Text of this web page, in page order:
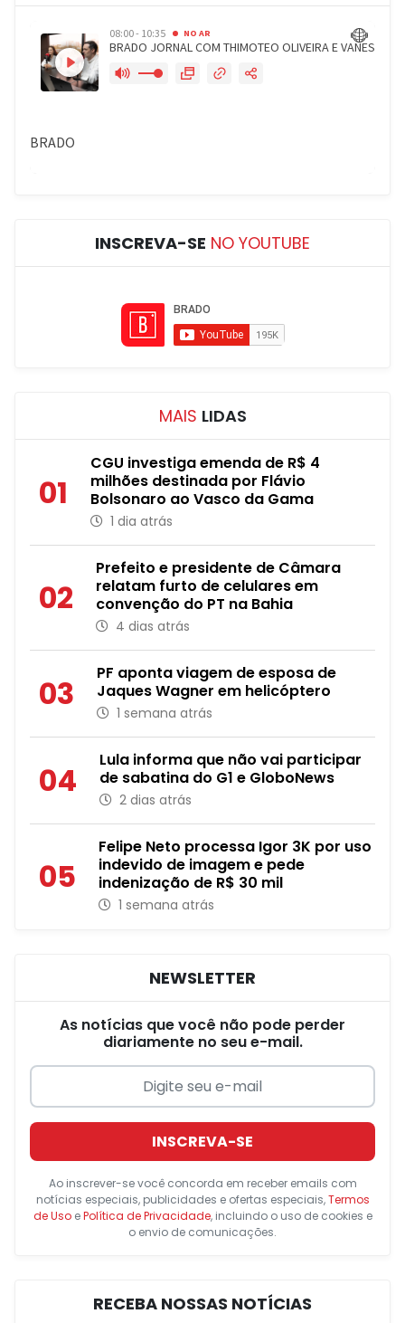
INSCREVA-SE NO YOUTUBE
MAIS LIDAS
01
CGU investiga emenda de R$ 4
milhões destinada por Flávio
Bolsonaro ao Vasco da Gama
1 dia atrás
02
Prefeito e presidente de Câmara
relatam furto de celulares em
convenção do PT na Bahia
4 dias atrás
03
PF aponta viagem de esposa de
Jaques Wagner em helicóptero
1 semana atrás
04
Lula informa que não vai participar
de sabatina do G1 e GloboNews
2 dias atrás
05
Felipe Neto processa Igor 3K por uso
indevido de imagem e pede
indenização de R$ 30 mil
1 semana atrás
NEWSLETTER
As notícias que você não pode perder
diariamente no seu e-mail.
INSCREVA-SE
Ao inscrever-se você concorda em receber emails com
notícias especiais, publicidades e ofertas especiais,Termos
de UsoePolítica de Privacidade, incluindo o uso de cookies e
o envio de comunicações.
RECEBA NOSSAS NOTÍCIAS